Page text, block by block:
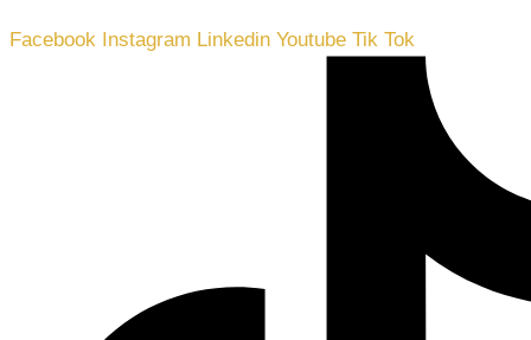
Facebook Instagram Linkedin Youtube Tik Tok